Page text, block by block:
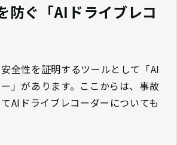
防ぐ「AIドライブレコ
全性を証明するツールとして「AI
」があります。ここからは、事故
AIドライブレコーダーについても